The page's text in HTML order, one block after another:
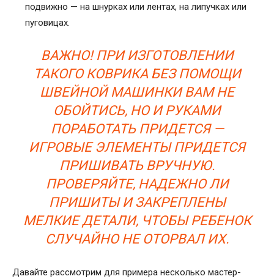
подвижно — на шнурках или лентах, на липучках или
пуговицах.
ВАЖНО! ПРИ ИЗГОТОВЛЕНИИ
ТАКОГО КОВРИКА БЕЗ ПОМОЩИ
ШВЕЙНОЙ МАШИНКИ ВАМ НЕ
ОБОЙТИСЬ, НО И РУКАМИ
ПОРАБОТАТЬ ПРИДЕТСЯ —
ИГРОВЫЕ ЭЛЕМЕНТЫ ПРИДЕТСЯ
ПРИШИВАТЬ ВРУЧНУЮ.
ПРОВЕРЯЙТЕ, НАДЕЖНО ЛИ
ПРИШИТЫ И ЗАКРЕПЛЕНЫ
МЕЛКИЕ ДЕТАЛИ, ЧТОБЫ РЕБЕНОК
СЛУЧАЙНО НЕ ОТОРВАЛ ИХ.
Давайте рассмотрим для примера несколько мастер-